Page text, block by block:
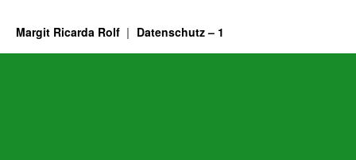
Margit Ricarda Rolf Datenschutz – 1